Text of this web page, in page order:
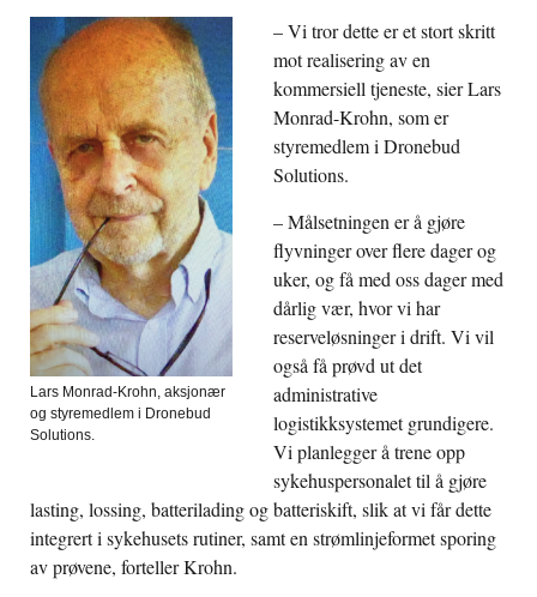
Lars Monrad-Krohn, aksjonær
og styremedlem i Dronebud
Solutions.
– Vi tror dette er et stort skritt
mot realisering av en
kommersiell tjeneste, sier Lars
Monrad-Krohn, som er
styremedlem i Dronebud
Solutions.
– Målsetningen er å gjøre
flyvninger over flere dager og
uker, og få med oss dager med
dårlig vær, hvor vi har
reserveløsninger i drift. Vi vil
også få prøvd ut det
administrative
logistikksystemet grundigere.
Vi planlegger å trene opp
sykehuspersonalet til å gjøre
lasting, lossing, batterilading og batteriskift, slik at vi får dette
integrert i sykehusets rutiner, samt en strømlinjeformet sporing
av prøvene, forteller Krohn.